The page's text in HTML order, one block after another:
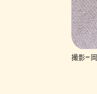
撮影=